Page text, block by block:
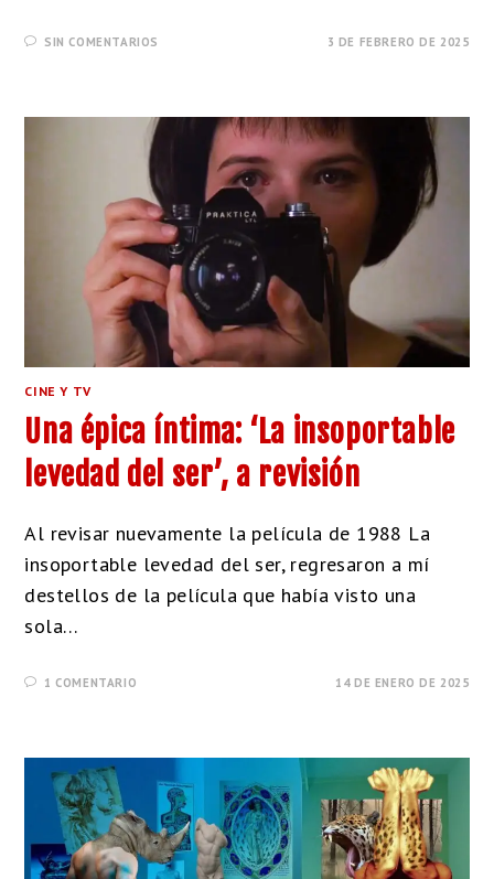
SIN COMENTARIOS 3 DE FEBRERO DE 2025
CINE Y TV
Una épica íntima: ‘La insoportable
levedad del ser’, a revisión
Al revisar nuevamente la película de 1988 La
insoportable levedad del ser, regresaron a mí
destellos de la película que había visto una
sola…
1 COMENTARIO 14 DE ENERO DE 2025